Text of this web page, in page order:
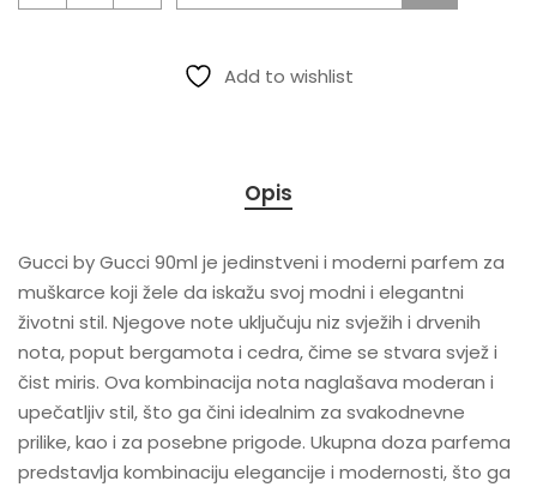
Add to wishlist
Opis
Gucci by Gucci 90ml je jedinstveni i moderni parfem za
muškarce koji žele da iskažu svoj modni i elegantni
životni stil. Njegove note uključuju niz svježih i drvenih
nota, poput bergamota i cedra, čime se stvara svjež i
čist miris. Ova kombinacija nota naglašava moderan i
upečatljiv stil, što ga čini idealnim za svakodnevne
prilike, kao i za posebne prigode. Ukupna doza parfema
predstavlja kombinaciju elegancije i modernosti, što ga